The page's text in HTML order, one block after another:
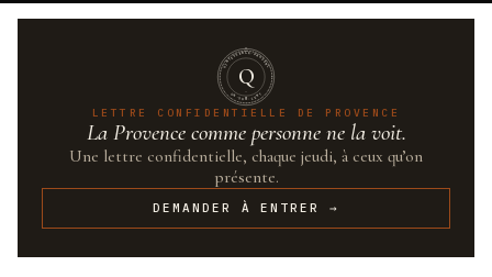
QUINTESSENCE·PROVENCE
UN·SUR·CENT
Q
LETTRE CONFIDENTIELLE DE PROVENCE
La Provence comme personne ne la voit.
Une lettre confidentielle, chaque jeudi, à ceux qu’on
présente.
DEMANDER À ENTRER →